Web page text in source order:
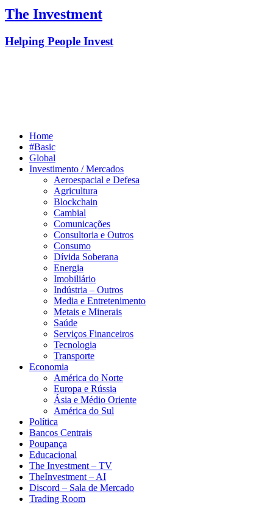
The Investment
Helping People Invest
Home
#Basic
Global
Investimento / Mercados
Aeroespacial e Defesa
Agricultura
Blockchain
Cambial
Comunicações
Consultoria e Outros
Consumo
Dívida Soberana
Energia
Imobiliário
Indústria – Outros
Media e Entretenimento
Metais e Minerais
Saúde
Serviços Financeiros
Tecnologia
Transporte
Economia
América do Norte
Europa e Rússia
Ásia e Médio Oriente
América do Sul
Política
Bancos Centrais
Poupança
Educacional
The Investment – TV
TheInvestment – AI
Discord – Sala de Mercado
Trading Room